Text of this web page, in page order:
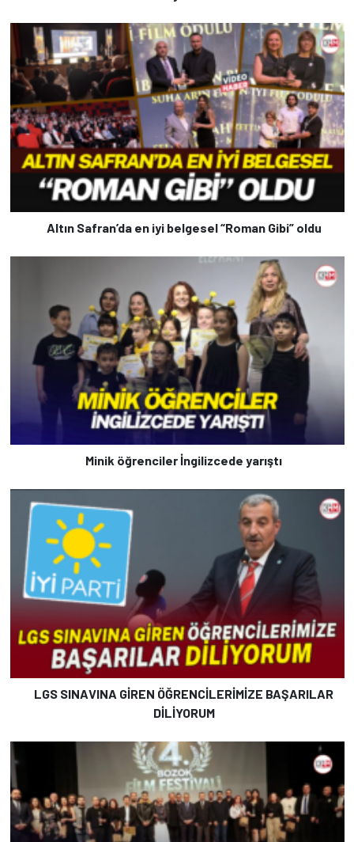
Altın Safran’da en iyi belgesel “Roman Gibi” oldu
Minik öğrenciler İngilizcede yarıştı
LGS SINAVINA GİREN ÖĞRENCİLERİMİZE BAŞARILAR
DİLİYORUM